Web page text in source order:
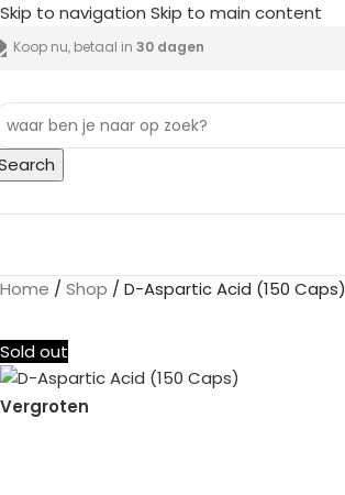
Skip to navigation Skip to main content
Koop nu, betaal in 30 dagen
Home / Shop / D-Aspartic Acid (150 Caps)
Sold out
Vergroten